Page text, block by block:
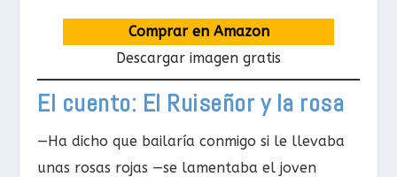
Comprar en Amazon
Descargar imagen gratis
El cuento: El Ruiseñor y la rosa
—Ha dicho que bailaría conmigo si le llevaba
unas rosas rojas —se lamentaba el joven